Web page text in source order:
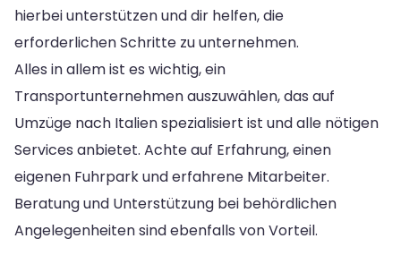
hierbei unterstützen und dir helfen, die
erforderlichen Schritte zu unternehmen.
Alles in allem ist es wichtig, ein
Transportunternehmen auszuwählen, das auf
Umzüge nach Italien spezialisiert ist und alle nötigen
Services anbietet. Achte auf Erfahrung, einen
eigenen Fuhrpark und erfahrene Mitarbeiter.
Beratung und Unterstützung bei behördlichen
Angelegenheiten sind ebenfalls von Vorteil.